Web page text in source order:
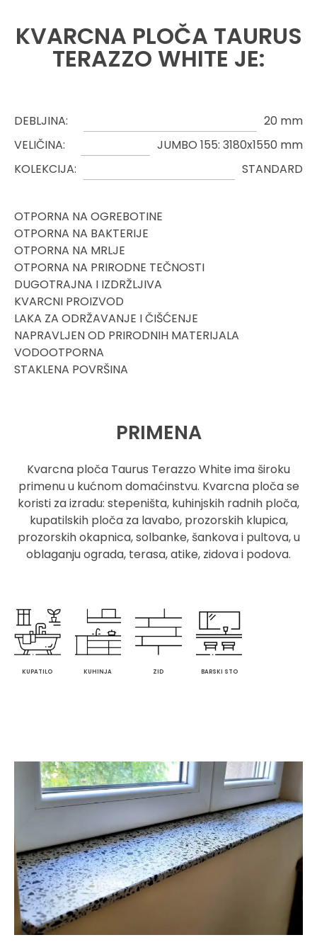
KVARCNA PLOČA TAURUS
TERAZZO WHITE JE:
DEBLJINA:
20 mm
VELIČINA:
JUMBO 155: 3180x1550 mm
KOLEKCIJA:
STANDARD
OTPORNA NA OGREBOTINE
OTPORNA NA BAKTERIJE
OTPORNA NA MRLJE
OTPORNA NA PRIRODNE TEČNOSTI
DUGOTRAJNA I IZDRŽLJIVA
KVARCNI PROIZVOD
LAKA ZA ODRŽAVANJE I ČIŠĆENJE
NAPRAVLJEN OD PRIRODNIH MATERIJALA
VODOOTPORNA
STAKLENA POVRŠINA
PRIMENA
Kvarcna ploča Taurus Terazzo White ima široku
primenu u kućnom domaćinstvu. Kvarcna ploča se
koristi za izradu: stepeništa, kuhinjskih radnih ploča,
kupatilskih ploča za lavabo, prozorskih klupica,
prozorskih okapnica, solbanke, šankova i pultova, u
oblaganju ograda, terasa, atike, zidova i podova.
KUPATILO KUHINJA ZID BARSKI STO